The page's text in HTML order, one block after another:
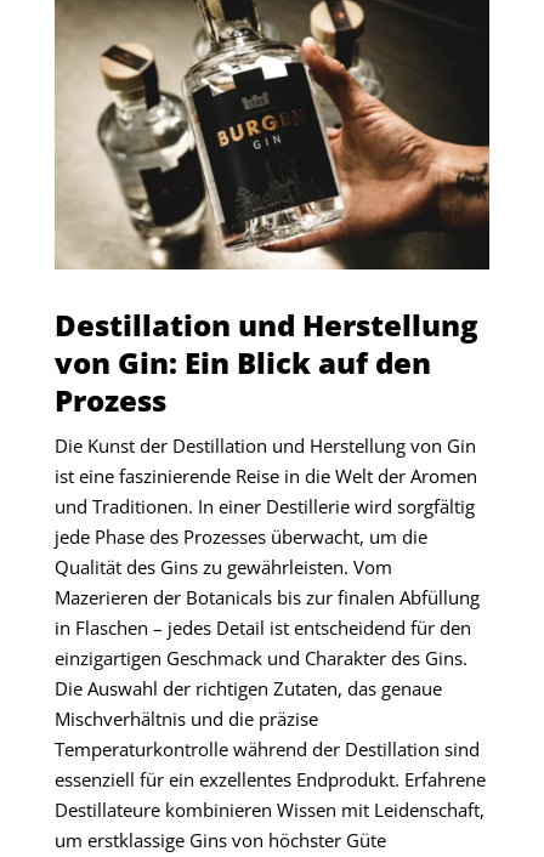
Destillation und Herstellung
von Gin: Ein Blick auf den
Prozess
Die Kunst der Destillation und Herstellung von Gin
ist eine faszinierende Reise in die Welt der Aromen
und Traditionen. In einer Destillerie wird sorgfältig
jede Phase des Prozesses überwacht, um die
Qualität des Gins zu gewährleisten. Vom
Mazerieren der Botanicals bis zur finalen Abfüllung
in Flaschen – jedes Detail ist entscheidend für den
einzigartigen Geschmack und Charakter des Gins.
Die Auswahl der richtigen Zutaten, das genaue
Mischverhältnis und die präzise
Temperaturkontrolle während der Destillation sind
essenziell für ein exzellentes Endprodukt. Erfahrene
Destillateure kombinieren Wissen mit Leidenschaft,
um erstklassige Gins von höchster Güte